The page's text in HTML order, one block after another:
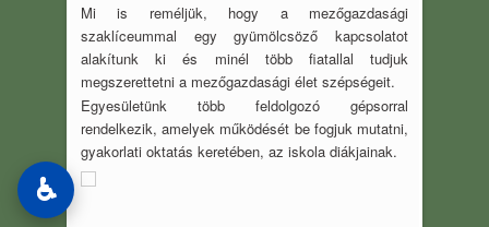
Mi is reméljük, hogy a mezőgazdasági
szaklíceummal egy gyümölcsöző kapcsolatot
alakítunk ki és minél több fiatallal tudjuk
megszerettetni a mezőgazdasági élet szépségeit.
Egyesületünk több feldolgozó gépsorral
rendelkezik, amelyek működését be fogjuk mutatni,
gyakorlati oktatás keretében, az iskola diákjainak.
♿